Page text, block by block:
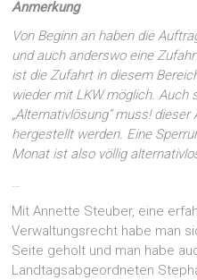
Anmerkung
Von Beginn an haben die
und auch anderswo eine
ist die Zufahrt in diesem
wieder mit LKW möglich. Auch
„Alternativlösung“ muss!
hergestellt werden. Eine
Monat ist also völlig
…
Mit Annette Steuber, eine
Verwaltungsrecht habe man
Seite geholt und man habe
Landtagsabgeordneten